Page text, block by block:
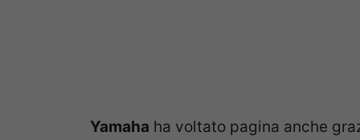
Yamaha ha voltato pagina anche